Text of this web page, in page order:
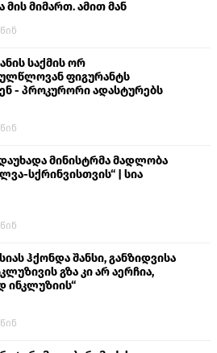
მის მიმართ. ამით მან
გიგა ავალიანს“
საქმის ორ
ფიგურანტს
- პროკურორი ადასტურებს
მინისტრმა მადლობა
სქრინვისთვის“ | სია
ჰქონდა შანსი, განზიდვისა
გზა კი არ აერჩია,
ინკლუზიის“